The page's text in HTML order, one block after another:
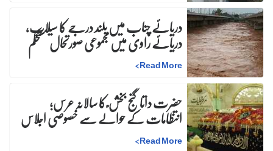
دریائے چناب میں بلند درجے کا سیلاب،
دریائے راوی میں مجموعی صورتحال مستحکم
Read More
>
حضرت داتا گنج بخش ؒ کا سالانہ عرس;
انتظامات کے حوالے سے خصوصی اجلاس
Read More
>